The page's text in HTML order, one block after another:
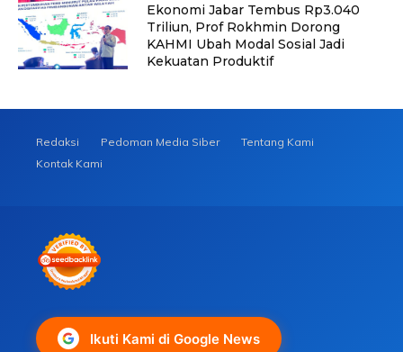
Ekonomi Jabar Tembus Rp3.040
Triliun, Prof Rokhmin Dorong
KAHMI Ubah Modal Sosial Jadi
Kekuatan Produktif
Redaksi Pedoman Media Siber
Tentang Kami
Kontak Kami
Ikuti Kami di Google News